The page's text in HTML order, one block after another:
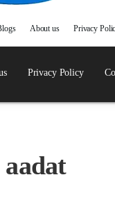
About us Privacy
Privacy Policy